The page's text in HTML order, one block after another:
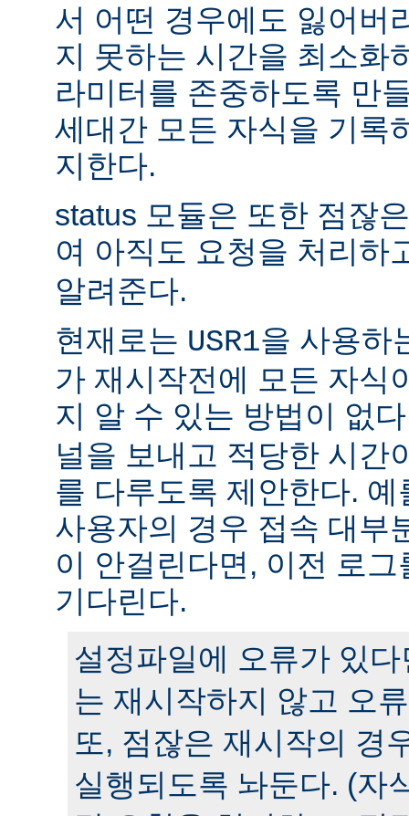
서 어떤 경우에도 잃어버
지 못하는 시간을 최소화
라미터를 존중하도록 만
세대간 모든 자식을 기록
지한다.
status 모듈은 또한 점잖
여 아직도 요청을 처리하
알려준다.
현재로는 USR1을 사용하
가 재시작전에 모든 자식
지 알 수 있는 방법이 없
널을 보내고 적당한 시간
를 다루도록 제안한다.
사용자의 경우 접속 대부
이 안걸린다면, 이전 로
기다린다.
설정파일에 오류가 있
는 재시작하지 않고 오
또, 점잖은 재시작의 경
실행되도록 놔둔다. (자